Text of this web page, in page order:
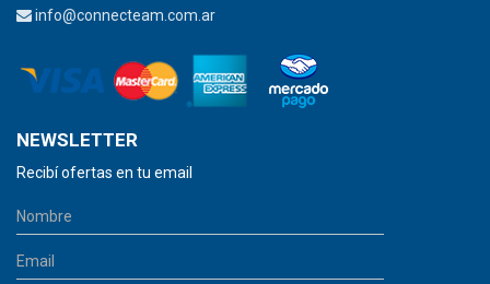
info@connecteam.com.ar
NEWSLETTER
Recibí ofertas en tu email